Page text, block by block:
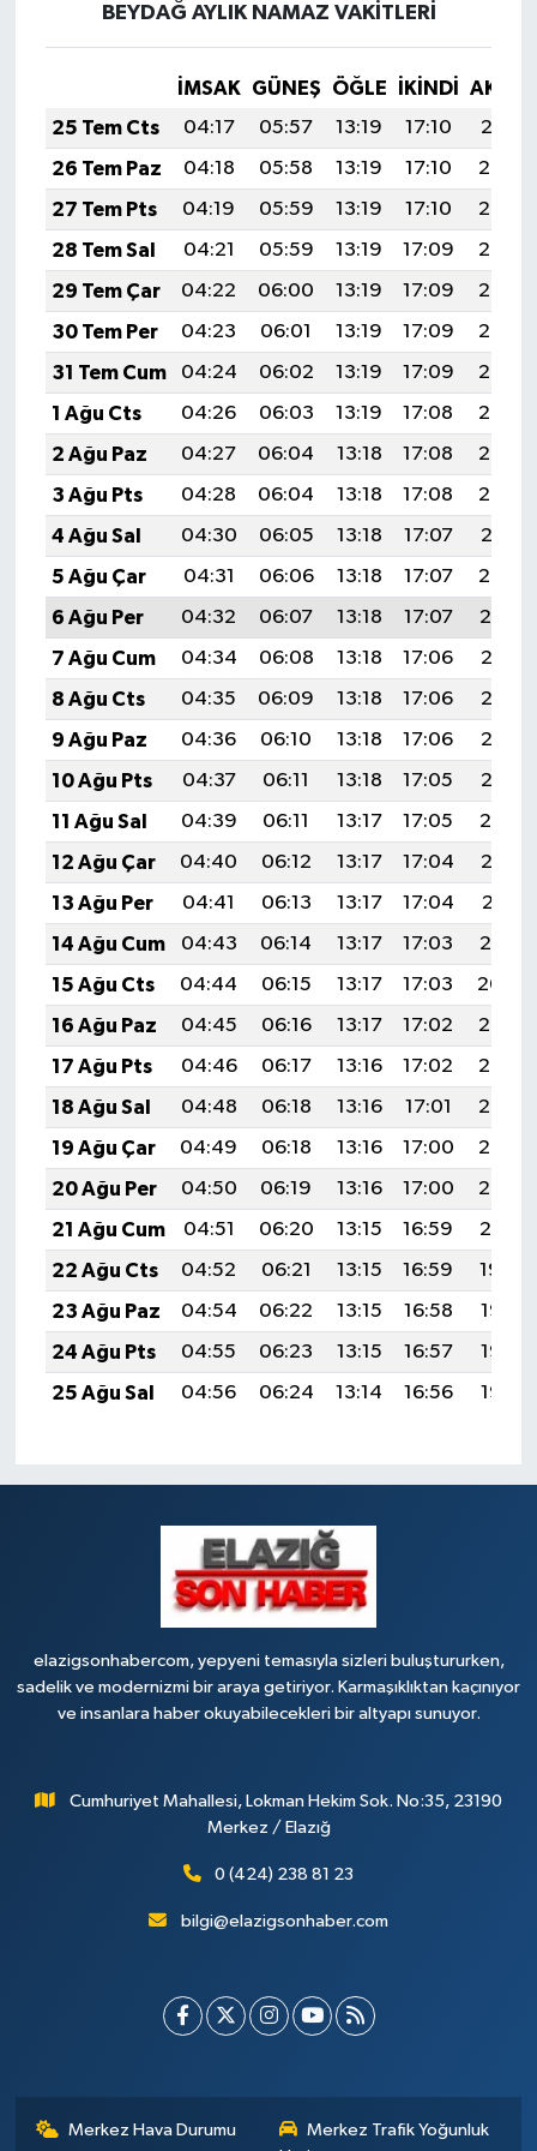
BEYDAĞ AYLIK NAMAZ VAKITLERI
İMSAK GÜNEŞ ÖĞLE İKINDI
25 Tem Cts
04:17 05:57 13:19 17:10
20:31
26 Tem Paz
04:18 05:58 13:19 17:10
20:30
27 Tem Pts
04:19 05:59 13:19 17:10
20:29
28 Tem Sal
04:21 05:59 13:19 17:09
20:28
29 Tem Çar
04:22 06:00 13:19 17:09
20:27
30 Tem Per
04:23 06:01 13:19 17:09
20:26
31 Tem Cum
04:24 06:02 13:19 17:09
20:25
1 Ağu Cts
04:26 06:03 13:19 17:08
20:24
2 Ağu Paz
04:27 06:04 13:18 17:08
20:23
3 Ağu Pts
04:28 06:04 13:18 17:08
20:22
4 Ağu Sal
04:30 06:05 13:18 17:07
20:21
5 Ağu Çar
04:31 06:06 13:18 17:07
20:20
6 Ağu Per
04:32 06:07 13:18 17:07
20:19
7 Ağu Cum
04:34 06:08 13:18 17:06
20:18
8 Ağu Cts
04:35 06:09 13:18 17:06
20:17
9 Ağu Paz
04:36 06:10 13:18 17:06
20:16
10 Ağu Pts
04:37 06:11 13:18 17:05
20:15
11 Ağu Sal
04:39 06:11 13:17 17:05
20:14
12 Ağu Çar
04:40 06:12 13:17 17:04
20:12
13 Ağu Per
04:41 06:13 13:17 17:04
20:11
14 Ağu Cum
04:43 06:14 13:17 17:03
20:10
15 Ağu Cts
04:44 06:15 13:17 17:03
20:09
16 Ağu Paz
04:45 06:16 13:17 17:02
20:07
17 Ağu Pts
04:46 06:17 13:16 17:02
20:06
18 Ağu Sal
04:48 06:18 13:16 17:01
20:05
19 Ağu Çar
04:49 06:18 13:16 17:00
20:03
20 Ağu Per
04:50 06:19 13:16 17:00
20:02
21 Ağu Cum
04:51 06:20 13:15 16:59
20:01
22 Ağu Cts
04:52 06:21 13:15 16:59
19:59
23 Ağu Paz
04:54 06:22 13:15 16:58
19:58
24 Ağu Pts
04:55 06:23 13:15 16:57
19:57
25 Ağu Sal
04:56 06:24 13:14 16:56 19:55
elazigsonhabercom, yepyeni temasıyla sizleri buluştururken,
sadelik ve modernizmi bir araya getiriyor. Karmaşıklıktan kaçınıyor
ve insanlara haber okuyabilecekleri bir altyapı sunuyor.
Cumhuriyet Mahallesi, Lokman Hekim Sok. No:35, 23190
Merkez / Elazığ
0 (424) 238 81 23
bilgi@elazigsonhaber.com
Merkez Hava Durumu
Merkez Trafik Yoğunluk